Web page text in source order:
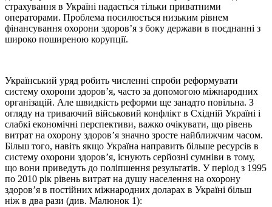
страхування в Україні надається тільки приватними
операторами. Проблема посилюється низьким рівнем
фінансування охорони здоров’я з боку держави в поєднанні з
широко поширеною корупції.
Український уряд робить численні спроби реформувати
систему охорони здоров’я, часто за допомогою міжнародних
організацій. Але швидкість реформи ще занадто повільна. З
огляду на триваючий військовий конфлікт в Східній Україні і
слабкі економічні перспективи, важко очікувати, що рівень
витрат на охорону здоров’я значно зросте найближчим часом.
Більш того, навіть якщо Україна направить більше ресурсів в
систему охорони здоров’я, існують серйозні сумніви в тому,
що вони приведуть до поліпшення результатів. У період з 1995
по 2010 рік рівень витрат на душу населення на охорону
здоров’я в постійних міжнародних доларах в Україні більш
ніж в два рази (див. Малюнок 1):